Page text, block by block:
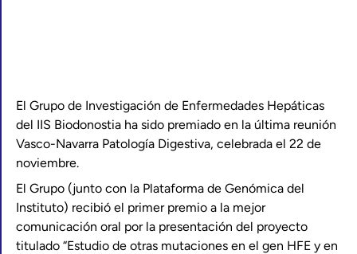
El Grupo de Investigación de Enfermedades Hepáticas
del IIS Biodonostia ha sido premiado en la última reunión
Vasco-Navarra Patología Digestiva, celebrada el 22 de
noviembre.
El Grupo (junto con la Plataforma de Genómica del
Instituto) recibió el primer premio a la mejor
comunicación oral por la presentación del proyecto
titulado “Estudio de otras mutaciones en el gen HFE y en